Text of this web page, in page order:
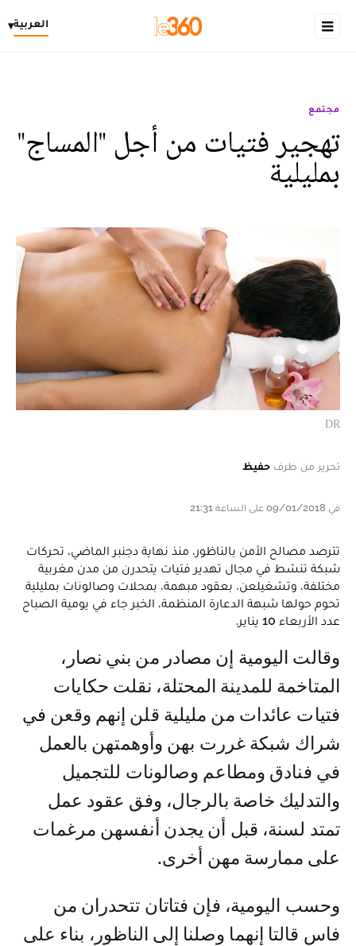
العربية▾
مجتمع
تهجير فتيات من أجل "المساج"
بمليلية
DR
تحرير من طرف حفيظ
في 09/01/2018 على الساعة 21:31
تترصد مصالح الأمن بالناظور، منذ نهاية دجنبر الماضي، تحركات
شبكة تنشط في مجال تهدير فتيات يتحدرن من مدن مغربية
مختلفة، وتشغيلعن، بعقود مبهمة، بمحلات وصالونات بمليلية
تحوم حولها شبهة الدعارة المنظمة، الخبر جاء في يومية الصباح
عدد الأربعاء 10 يناير.
وقالت اليومية إن مصادر من بني نصار،
المتاخمة للمدينة المحتلة، نقلت حكايات
فتيات عائدات من مليلية قلن إنهم وقعن في
شراك شبكة غررت بهن وأوهمتهن بالعمل
في فنادق ومطاعم وصالونات للتجميل
والتدليك خاصة بالرجال، وفق عقود عمل
تمتد لسنة، قبل أن يجدن أنفسهن مرغمات
على ممارسة مهن أخرى.
وحسب اليومية، فإن فتاتان تتحدران من
فاس قالتا إنهما وصلنا إلى الناظور، بناء على